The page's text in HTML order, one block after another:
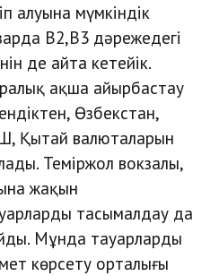
алуына мүмкіндік
B2,B3 дәрежедегі
де айта кетейік.
ақша айырбастау
Өзбекстан,
Қытай валюталарын
Теміржол вокзалы,
жақын
тасымалдау да
Мұнда тауарларды
көрсету орталығы